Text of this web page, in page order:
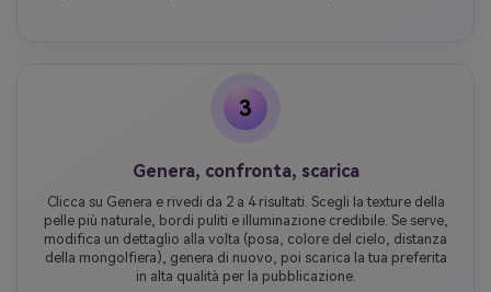
3
Genera, confronta, scarica
Clicca su Genera e rivedi da 2 a 4 risultati. Scegli la texture della
pelle più naturale, bordi puliti e illuminazione credibile. Se serve,
modifica un dettaglio alla volta (posa, colore del cielo, distanza
della mongolfiera), genera di nuovo, poi scarica la tua preferita
in alta qualità per la pubblicazione.